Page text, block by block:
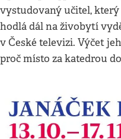
vystudovaný učitel,
hodlá dál na živobytí
v České televizi. Výčet
proč místo za katedrou